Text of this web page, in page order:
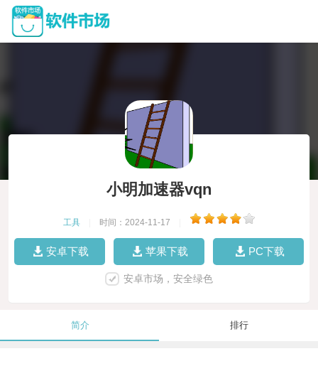
小明加速器vqn
工具 时间：2024-11-17
安卓下载 苹果下载 PC下载
安卓市场，安全绿色
简介 排行